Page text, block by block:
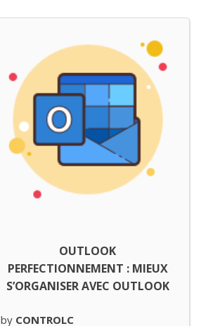
OUTLOOK
PERFECTIONNEMENT : MIEUX
S’ORGANISER AVEC OUTLOOK
by CONTROLC